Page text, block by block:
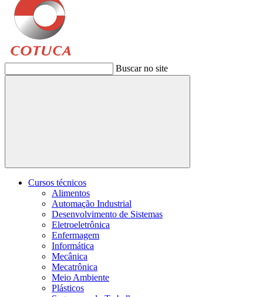
Buscar no site
Buscar
Cursos técnicos
Alimentos
Automação Industrial
Desenvolvimento de Sistemas
Eletroeletrônica
Enfermagem
Informática
Mecânica
Mecatrônica
Meio Ambiente
Plásticos